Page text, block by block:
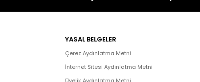
YASAL BELGELER
Çerez Aydınlatma Metni
İnternet Sitesi Aydınlatma Metni